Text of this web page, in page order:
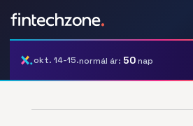
okt. 14-15.normál ár: 50nap